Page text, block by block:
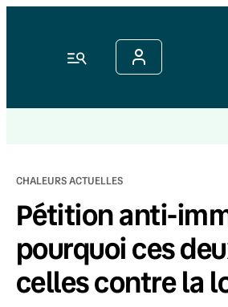
Menu
CHALEURS ACTUELLES
Pétition anti-
pourquoi ces
celles contre la